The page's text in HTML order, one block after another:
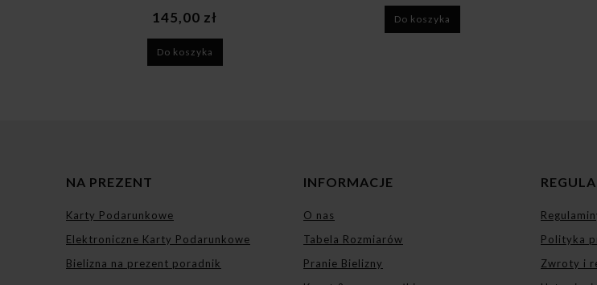
145,00 zł
Do koszyka
Do koszyka
NA PREZENT
Karty Podarunkowe
Elektroniczne Karty Podarunkowe
Bielizna na prezent poradnik
INFORMACJE
O nas
Tabela Rozmiarów
Pranie Bielizny
Polityka
Zwroty i